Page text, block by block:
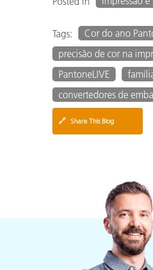
Tags: Cor do ano
precisão de cor na
PantoneLIVE
convertedores de
🔗 Share This Blog